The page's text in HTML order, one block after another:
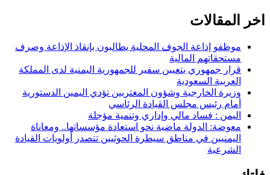
اخر المقالات
موظفو إذاعة الجوف المحلية يطالبون بإنقاذ الإذاعة وصرف
مستحقاتهم المالية
قرار جمهوري بتعيين سفير للجمهورية اليمنية لدى المملكة
العربية السعودية
وزيرة الخارجية وشؤون المغتربين تؤدي اليمين الدستورية
أمام رئيس مجلس القيادة الرئاسي
اليمن : فساد مالي وإداري وتنمية مؤجلة
معوضة: الدولة ماضية نحو استعادة مؤسساتها.. ومعاناة
اليمنيين في مناطق سيطرة الحوثيين تتصدر أولويات القيادة
الشرعية